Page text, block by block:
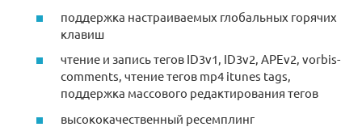
поддержка настраиваемых глобальных горячих
клавиш
чтение и запись тегов ID3v1, ID3v2, APEv2, vorbis-
comments, чтение тегов mp4 itunes tags,
поддержка массового редактирования тегов
высококачественный ресемплинг